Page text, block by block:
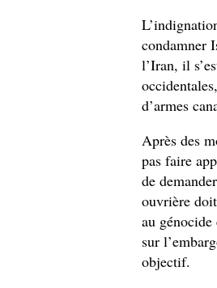
condamner
l’Iran, il
d’armes
Après des
pas faire
de
ouvrière
au
sur
objectif.